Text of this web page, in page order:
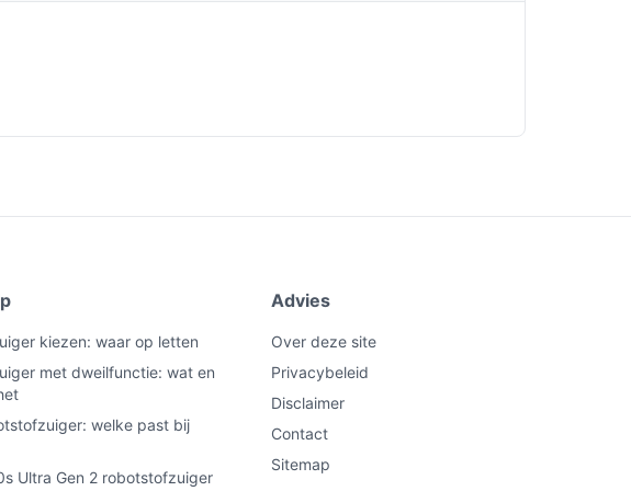
kiezen: waar op letten
met dweilfunctie: wat en
welke past bij
Ultra Gen 2 robotstofzuiger
Advies
Over deze site
Privacybeleid
Disclaimer
Contact
Sitemap